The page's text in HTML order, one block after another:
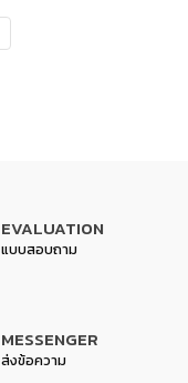
EVALUATION
แบบสอบถาม
MESSENGER
ส่งข้อความ